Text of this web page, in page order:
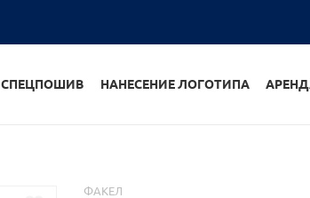
СПЕЦПОШИВ НАНЕСЕНИЕ ЛОГОТИПА
ФАКЕЛ